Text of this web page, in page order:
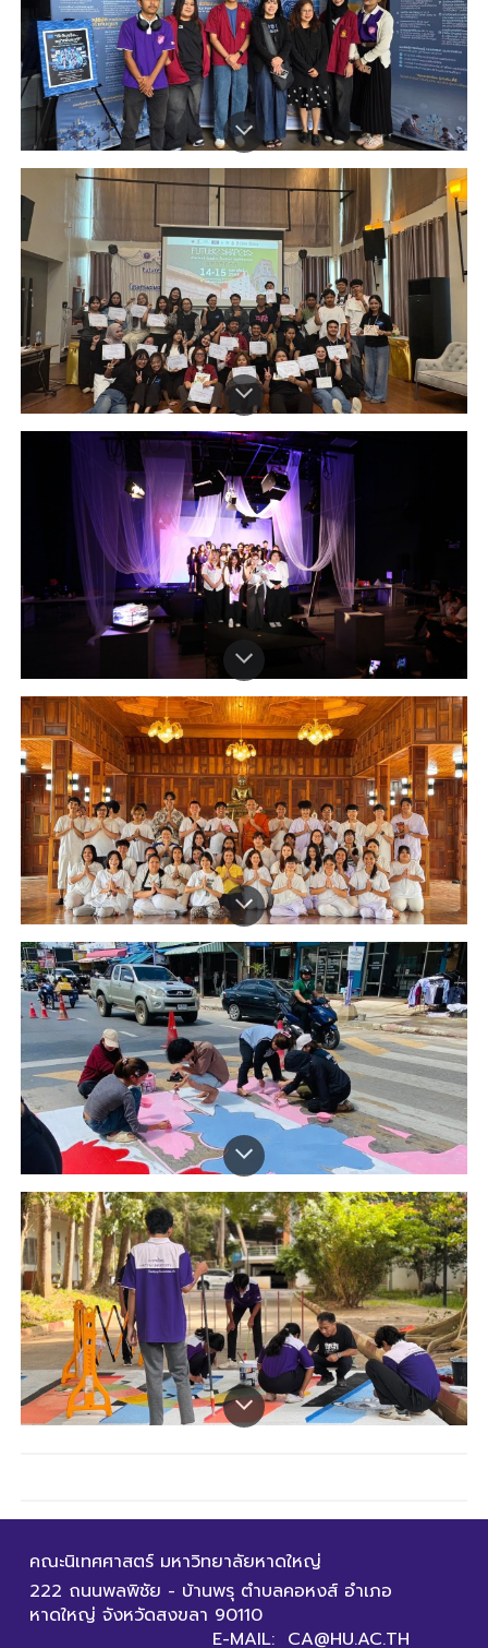
คณะนิเทศศาสตร์ มหาวิทยาลัยหาดใหญ่
222 ถนนพลพิชัย - บ้านพรุ ตำบลคอหงส์ อำเภอ
หาดใหญ่ จังหวัดสงขลา 90110
E-MAIL: CA@HU.AC.TH